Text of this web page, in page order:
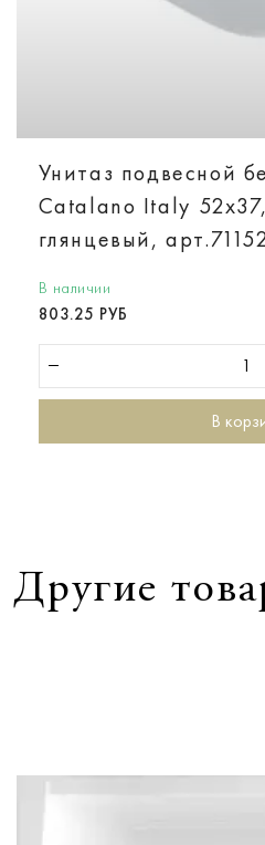
Унитаз подвесной
Catalano Italy
глянцевый,
В наличии
803.25 РУБ
В
Другие